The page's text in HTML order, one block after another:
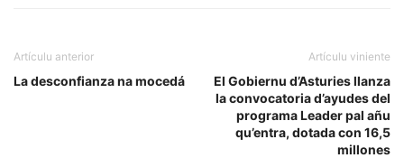
Artículu anterior
La desconfianza na mocedá
Artículu viniente
El Gobiernu d’Asturies llanza
la convocatoria d’ayudes del
programa Leader pal añu
qu’entra, dotada con 16,5
millones